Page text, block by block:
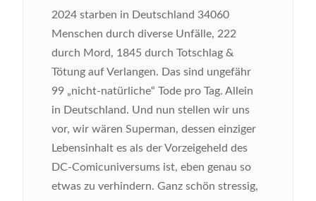
2024 starben in Deutschland 34060
Menschen durch diverse Unfälle, 222
durch Mord, 1845 durch Totschlag &
Tötung auf Verlangen. Das sind ungefähr
99 „nicht-natürliche“ Tode pro Tag. Allein
in Deutschland. Und nun stellen wir uns
vor, wir wären Superman, dessen einziger
Lebensinhalt es als der Vorzeigeheld des
DC-Comicuniversums ist, eben genau so
etwas zu verhindern. Ganz schön stressig,